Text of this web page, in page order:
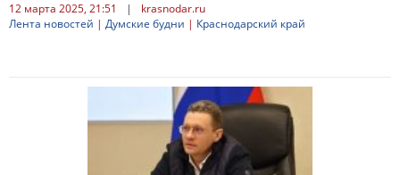
12 марта 2025, 21:51 |
krasnodar.ru
Лента новостей | Думские будни | Краснодарский край